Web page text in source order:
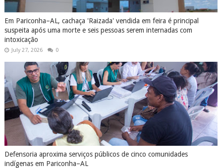
Em Pariconha–AL, cachaça 'Raizada' vendida em feira é principal
suspeita após uma morte e seis pessoas serem internadas com
intoxicação
July 27, 2026 0
Defensoria aproxima serviços públicos de cinco comunidades
indígenas em Pariconha–AL